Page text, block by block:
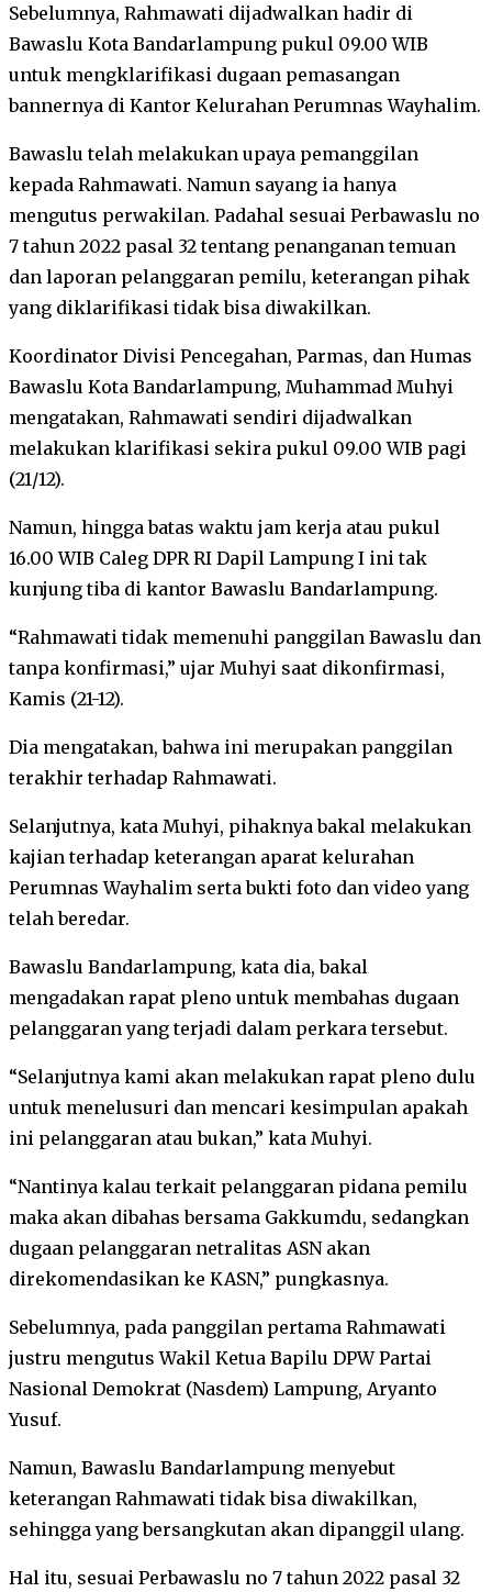
Sebelumnya, Rahmawati dijadwalkan hadir di
Bawaslu Kota Bandarlampung pukul 09.00 WIB
untuk mengklarifikasi dugaan pemasangan
bannernya di Kantor Kelurahan Perumnas Wayhalim.
Bawaslu telah melakukan upaya pemanggilan
kepada Rahmawati. Namun sayang ia hanya
mengutus perwakilan. Padahal sesuai Perbawaslu no
7 tahun 2022 pasal 32 tentang penanganan temuan
dan laporan pelanggaran pemilu, keterangan pihak
yang diklarifikasi tidak bisa diwakilkan.
Koordinator Divisi Pencegahan, Parmas, dan Humas
Bawaslu Kota Bandarlampung, Muhammad Muhyi
mengatakan, Rahmawati sendiri dijadwalkan
melakukan klarifikasi sekira pukul 09.00 WIB pagi
(21/12).
Namun, hingga batas waktu jam kerja atau pukul
16.00 WIB Caleg DPR RI Dapil Lampung I ini tak
kunjung tiba di kantor Bawaslu Bandarlampung.
“Rahmawati tidak memenuhi panggilan Bawaslu dan
tanpa konfirmasi,” ujar Muhyi saat dikonfirmasi,
Kamis (21-12).
Dia mengatakan, bahwa ini merupakan panggilan
terakhir terhadap Rahmawati.
Selanjutnya, kata Muhyi, pihaknya bakal melakukan
kajian terhadap keterangan aparat kelurahan
Perumnas Wayhalim serta bukti foto dan video yang
telah beredar.
Bawaslu Bandarlampung, kata dia, bakal
mengadakan rapat pleno untuk membahas dugaan
pelanggaran yang terjadi dalam perkara tersebut.
“Selanjutnya kami akan melakukan rapat pleno dulu
untuk menelusuri dan mencari kesimpulan apakah
ini pelanggaran atau bukan,” kata Muhyi.
“Nantinya kalau terkait pelanggaran pidana pemilu
maka akan dibahas bersama Gakkumdu, sedangkan
dugaan pelanggaran netralitas ASN akan
direkomendasikan ke KASN,” pungkasnya.
Sebelumnya, pada panggilan pertama Rahmawati
justru mengutus Wakil Ketua Bapilu DPW Partai
Nasional Demokrat (Nasdem) Lampung, Aryanto
Yusuf.
Namun, Bawaslu Bandarlampung menyebut
keterangan Rahmawati tidak bisa diwakilkan,
sehingga yang bersangkutan akan dipanggil ulang.
Hal itu, sesuai Perbawaslu no 7 tahun 2022 pasal 32